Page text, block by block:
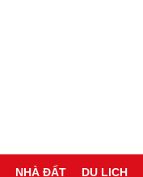
NHÀ ĐẤT DU LỊCH